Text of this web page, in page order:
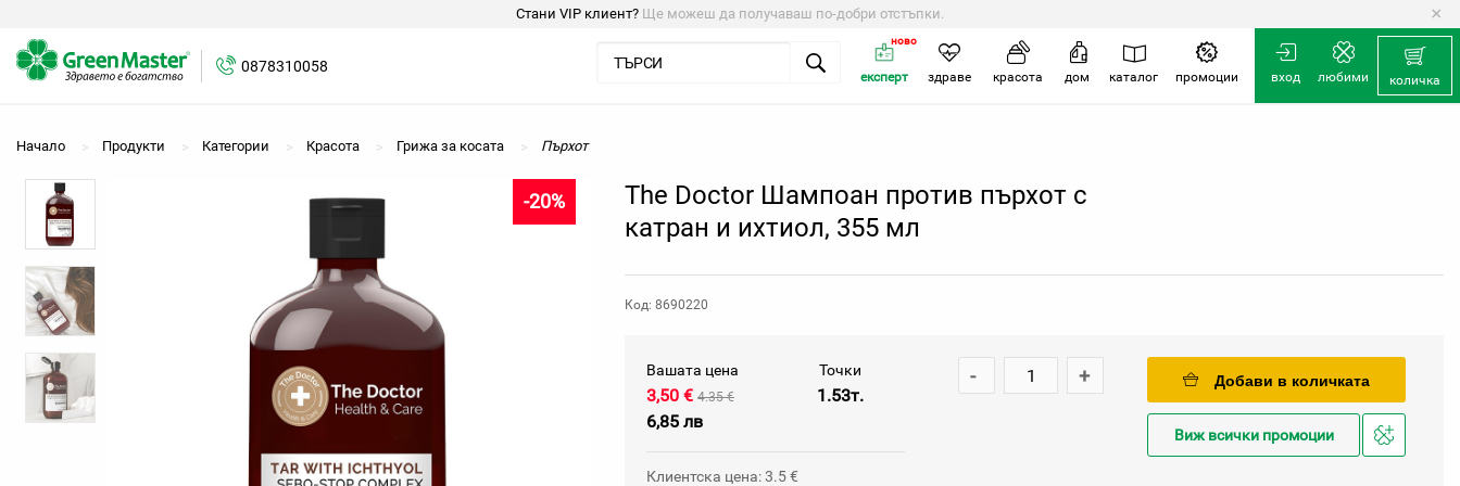
Стани VIP клиент? Ще можеш да получаваш по-добри отстъпки. ×
0878310058
вход любими количка
експерт
ново
здраве красота дом каталог промоции
Начало Продукти Категории Красота Грижа за косата Пърхот
-20%
The Doctor Шампоан против пърхот с
катран и ихтиол, 355 мл
Код: 8690220
Вашата цена
3,50 € 4.35 €
6,85 лв
Точки
1.53т.
Клиентска цена: 3.5 €
- + Добави в количката
Виж всички промоции
Добави